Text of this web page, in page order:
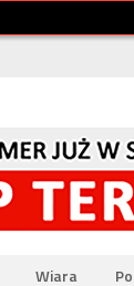
Wiara